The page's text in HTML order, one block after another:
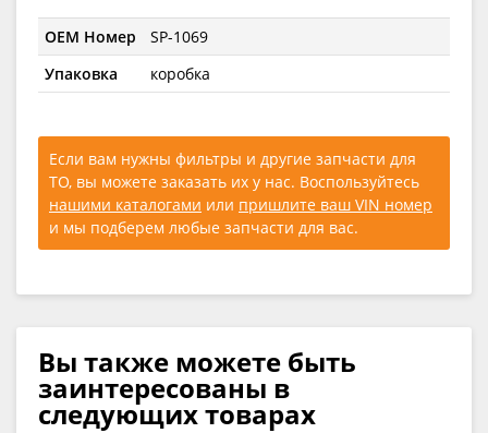
OEM Номер
SP-1069
Упаковка
коробка
Если вам нужны фильтры и другие запчасти для
ТО, вы можете заказать их у нас. Воспользуйтесь
нашими каталогами или пришлите ваш VIN номер
и мы подберем любые запчасти для вас.
Вы также можете быть
заинтересованы в
следующих товарах